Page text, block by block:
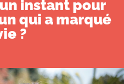
instant pour
qui a marqué
?